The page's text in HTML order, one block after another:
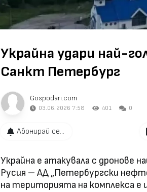
Украйна удари най-
Санкт Петербург
Gospodari.com
03.06.2026 7:58 401 0
Абонирай се...
Украйна е атакувала с дронове
Русия – АД „Петербургски
на територията на комплекса е